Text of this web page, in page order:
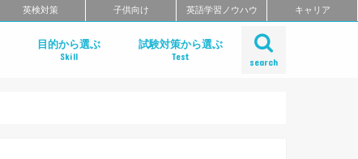
英検対策 子供向け 英語学習ノウハウ キャリア
search
目的から選ぶ
Skill
試験対策から選ぶ
Test